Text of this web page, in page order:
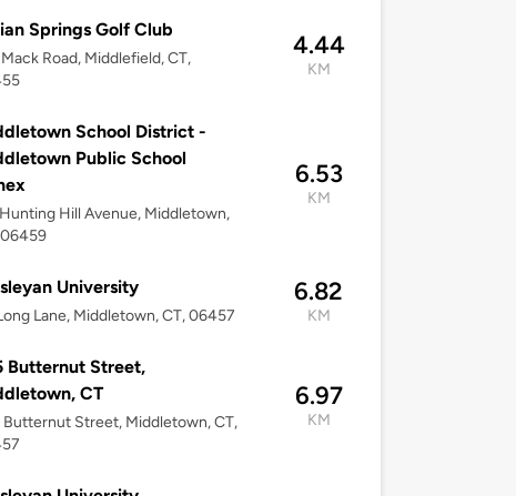
Springs Golf Club
Mack Road, Middlefield, CT,
4.44
KM
School District -
Public School
Hunting Hill Avenue, Middletown,
6.53
KM
University
Lane, Middletown, CT, 06457
6.82
KM
Butternut Street,
CT
Butternut Street, Middletown, CT,
6.97
KM